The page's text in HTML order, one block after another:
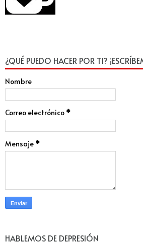
¿QUÉ PUEDO HACER POR TI?
Nombre
Correo electrónico *
Mensaje *
HABLEMOS DE DEPRESIÓN